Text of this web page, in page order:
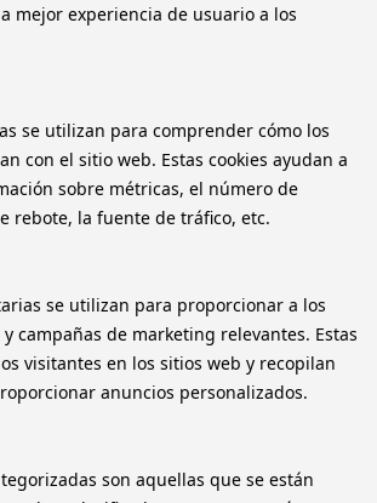
mejor experiencia de usuario a los
se utilizan para comprender cómo los
con el sitio web. Estas cookies ayudan a
sobre métricas, el número de
rebote, la fuente de tráfico, etc.
se utilizan para proporcionar a los
campañas de marketing relevantes. Estas
visitantes en los sitios web y recopilan
anuncios personalizados.
son aquellas que se están